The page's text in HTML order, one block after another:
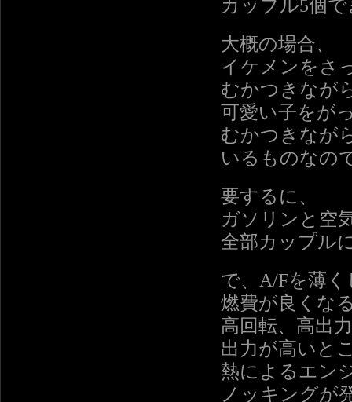
カップル5個
大概の場合、
イケメンをさ
むかつきなが
可愛い子をが
むかつきなが
いるものなの
要するに、
ガソリンと空
全部カップル
で、A/Fを薄
燃費が良くな
高回転、高出
出力が高いと
熱によるエン
ノッキングが